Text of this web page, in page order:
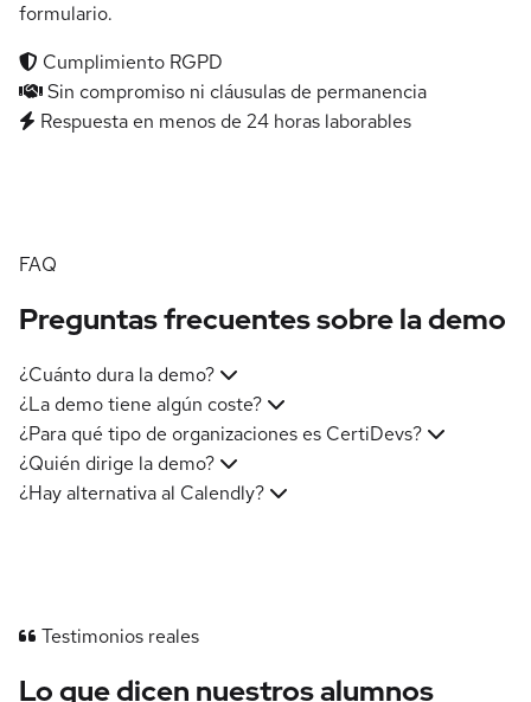
formulario.
Cumplimiento RGPD
Sin compromiso ni cláusulas de permanencia
Respuesta en menos de 24 horas laborables
FAQ
Preguntas frecuentes sobre la demo
¿Cuánto dura la demo?
¿La demo tiene algún coste?
¿Para qué tipo de organizaciones es CertiDevs?
¿Quién dirige la demo?
¿Hay alternativa al Calendly?
Testimonios reales
Lo que dicen nuestros alumnos